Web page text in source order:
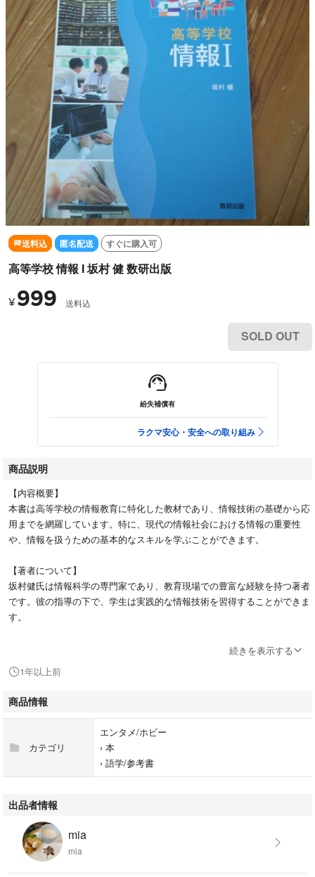
送料込 匿名配送 すぐに購入可
高等学校 情報 I 坂村 健 数研出版
¥ 999 送料込
SOLD OUT
紛失補償有
ラクマ安心・安全への取り組み
商品説明
【内容概要】
本書は高等学校の情報教育に特化した教材であり、情報技術の基礎から応
用までを網羅しています。特に、現代の情報社会における情報の重要性
や、情報を扱うための基本的なスキルを学ぶことができます。
【著者について】
坂村健氏は情報科学の専門家であり、教育現場での豊富な経験を持つ著者
です。彼の指導の下で、学生は実践的な情報技術を習得することができま
す。
- タイトル: 高等学校 情報 I
- 著者: 坂村 健
ご覧いただきありがとうございます。
続きを表示する
1年以上前
商品情報
カテゴリ
エンタメ/ホビー
› 本
› 語学/参考書
出品者情報
mia
mia